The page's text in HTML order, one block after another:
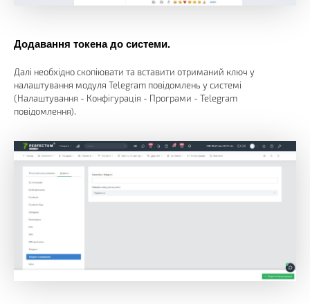
Додавання токена до системи.
Далі необхідно скопіювати та вставити отриманий ключ у
налаштування модуля Telegram повідомлень у системі
(Налаштування - Конфігурація - Програми - Telegram
повідомлення).